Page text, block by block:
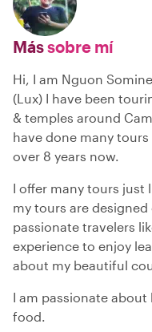
Mássobre mí
Hi, I am Nguon
(Lux) I have been
& temples around
have done many
over 8 years now.
I offer many tours just
my tours are
passionate travelers
experience to enjoy
about my beautiful
I am passionate
food.